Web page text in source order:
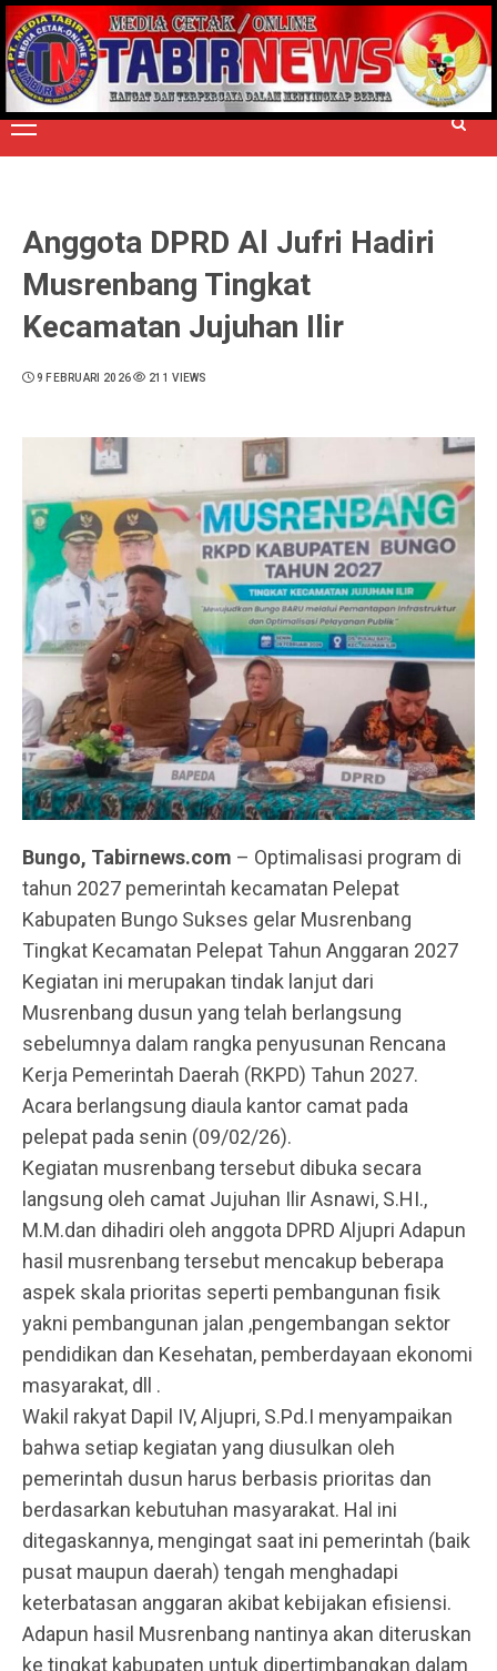
Skip
to
content
TERPERCAYA MENYINGKAP BERITA
Primary
Menu
Anggota DPRD Al Jufri Hadiri
Musrenbang Tingkat
Kecamatan Jujuhan Ilir
9 FEBRUARI 2026 211 VIEWS
Bungo, Tabirnews.com – Optimalisasi program di
tahun 2027 pemerintah kecamatan Pelepat
Kabupaten Bungo Sukses gelar Musrenbang
Tingkat Kecamatan Pelepat Tahun Anggaran 2027
Kegiatan ini merupakan tindak lanjut dari
Musrenbang dusun yang telah berlangsung
sebelumnya dalam rangka penyusunan Rencana
Kerja Pemerintah Daerah (RKPD) Tahun 2027.
Acara berlangsung diaula kantor camat pada
pelepat pada senin (09/02/26).
Kegiatan musrenbang tersebut dibuka secara
langsung oleh camat Jujuhan Ilir Asnawi, S.HI.,
M.M.dan dihadiri oleh anggota DPRD Aljupri Adapun
hasil musrenbang tersebut mencakup beberapa
aspek skala prioritas seperti pembangunan fisik
yakni pembangunan jalan ,pengembangan sektor
pendidikan dan Kesehatan, pemberdayaan ekonomi
masyarakat, dll .
Wakil rakyat Dapil IV, Aljupri, S.Pd.I menyampaikan
bahwa setiap kegiatan yang diusulkan oleh
pemerintah dusun harus berbasis prioritas dan
berdasarkan kebutuhan masyarakat. Hal ini
ditegaskannya, mengingat saat ini pemerintah (baik
pusat maupun daerah) tengah menghadapi
keterbatasan anggaran akibat kebijakan efisiensi.
Adapun hasil Musrenbang nantinya akan diteruskan
ke tingkat kabupaten untuk dipertimbangkan dalam